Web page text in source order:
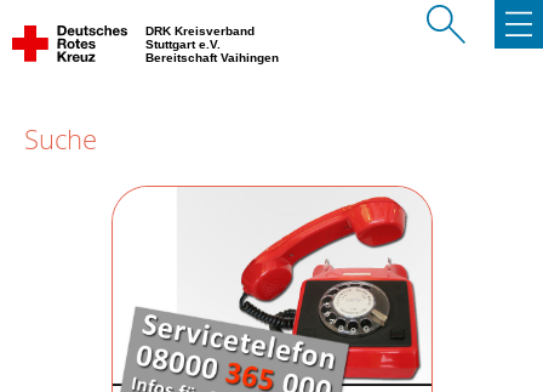
DRK Kreisverband
Stuttgart e.V.
Bereitschaft Vaihingen
Suche